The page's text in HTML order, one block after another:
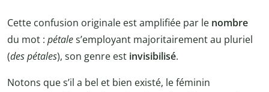
Cette confusion originale est amplifiée par le nombre
du mot : pétales’employant majoritairement au pluriel
(des pétales), son genre est invisibilisé.
Notons que s’il a bel et bien existé, le féminin